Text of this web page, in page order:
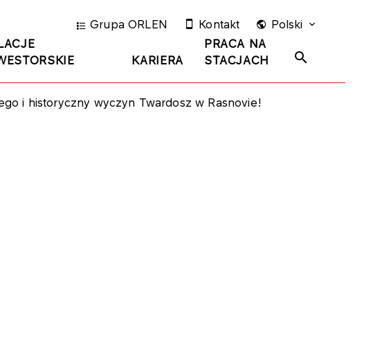
KARIERA
PRACA NA
STACJACH
Grupa ORLEN Kontakt Polski
i historyczny wyczyn Twardosz w Rasnovie!